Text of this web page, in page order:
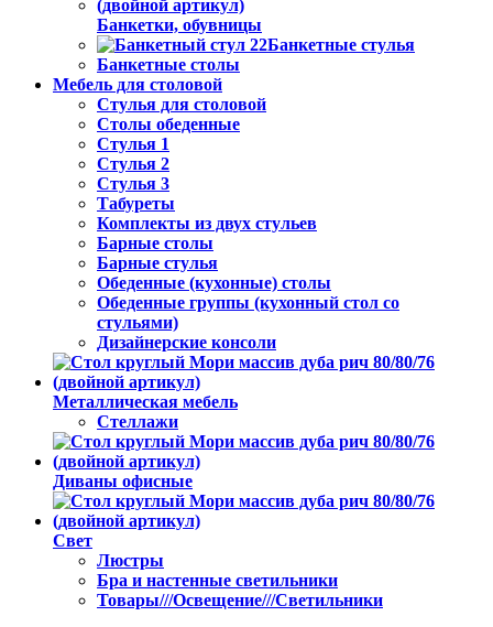
Банкетки, обувницы
Банкетные стулья
Банкетные столы
Мебель для столовой
Стулья для столовой
Столы обеденные
Стулья 1
Стулья 2
Стулья 3
Табуреты
Комплекты из двух стульев
Барные столы
Барные стулья
Обеденные (кухонные) столы
Обеденные группы (кухонный стол со
стульями)
Дизайнерские консоли
Металлическая мебель
Стеллажи
Диваны офисные
Свет
Люстры
Бра и настенные светильники
Товары///Освещение///Светильники